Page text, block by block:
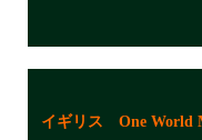
イギリス One World